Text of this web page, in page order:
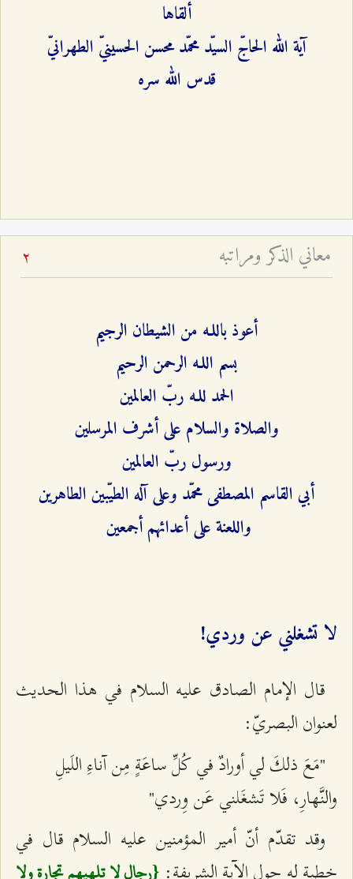
ألقاها
آية الله الحاجّ السيّد محمّد محسن الحسينيّ الطهرانيّ
قدس الله سره
معاني الذكر ومراتبه 2
أعوذ باللـه من الشيطان الرجيم
بسم اللـه الرحمن الرحيم
الحمد للـه ربّ العالمين
والصلاة والسلام على أشرف المرسلين
ورسول ربّ العالمين
أبي القاسم المصطفى محمّد وعلى آله الطيّبين الطاهرين
واللعنة على أعدائهم أجمعين
لا تشغلني عن وردي!
قال الإمام الصادق عليه السلام في هذا الحديث
لعنوان البصريّ:
"مَعَ ذلكَ لي أورادٌ في كُلِّ ساعَةٍ مِن آناءِ اللَيلِ
والنَّهارِ، فَلا تَشغَلني عَن وِردي"
وقد تقدّم أنّ أمير المؤمنين عليه السلام قال في
خطبة له حول الآية الشريفة: {رجال لا تلهيهم تجارة ولا